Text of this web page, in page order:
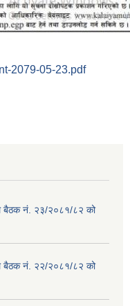
2079-05-23.pdf
बैठक नं. २३/२०८१/८२ को
बैठक नं. २२/२०८१/८२ को